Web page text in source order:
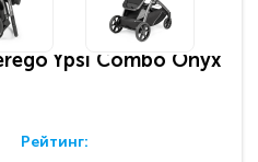
Ypsi Combo Onyx
Рейтинг: